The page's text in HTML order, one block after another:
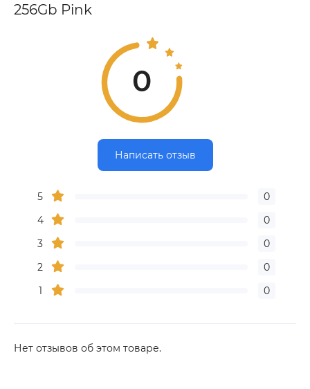
256Gb Pink
0
Написать отзыв
5
0
4
0
3
0
2
0
1
0
Нет отзывов об этом товаре.